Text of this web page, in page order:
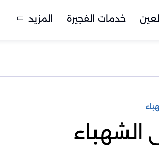
خدمات الفجيرة المزيد
الشهباء